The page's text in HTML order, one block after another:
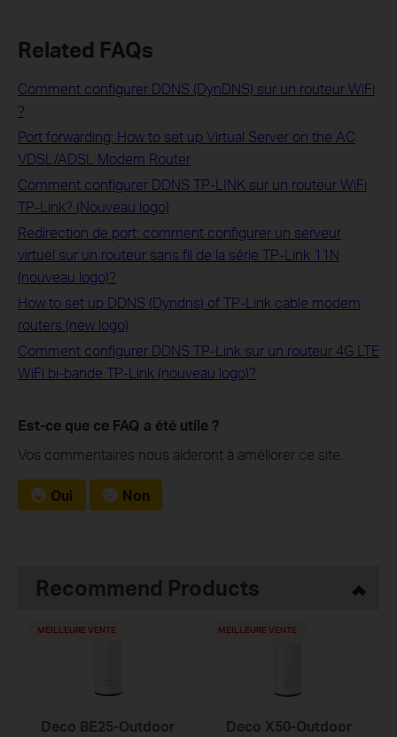
Related FAQs
Comment configurer DDNS (DynDNS) sur un routeur WiFi
?
Port forwarding: How to set up Virtual Server on the AC
VDSL/ADSL Modem Router
Comment configurer DDNS TP-LINK sur un routeur WiFi
TP-Link? (Nouveau logo)
Redirection de port: comment configurer un serveur
virtuel sur un routeur sans fil de la série TP-Link 11N
(nouveau logo)?
How to set up DDNS (Dyndns) of TP-Link cable modem
routers (new logo)
Comment configurer DDNS TP-Link sur un routeur 4G LTE
WiFi bi-bande TP-Link (nouveau logo)?
Est-ce que ce FAQ a été utile ?
Vos commentaires nous aideront à améliorer ce site.
Oui Non
Recommend Products
Deco BE25-Outdoor
MEILLEURE VENTE
Deco X50-Outdoor
MEILLEURE VENTE